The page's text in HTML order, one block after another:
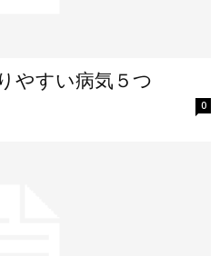
やすい病気５つ
0